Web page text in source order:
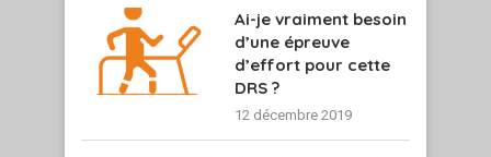
Ai-je vraiment besoin
d’une épreuve
d’effort pour cette
DRS ?
12 décembre 2019